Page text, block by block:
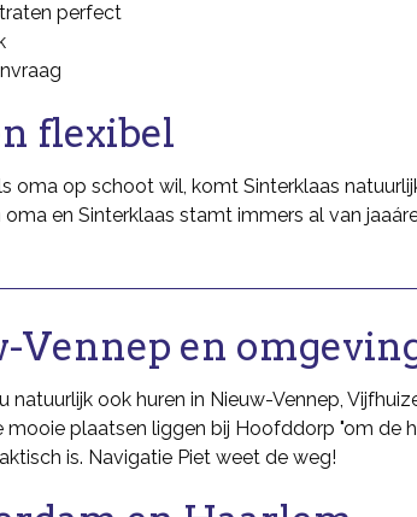
perfect
flexibel
oma op schoot wil, komt Sinterklaas
en Sinterklaas stamt immers al van
Vennep en
natuurlijk ook huren in Nieuw-Vennep,
mooie plaatsen liggen bij Hoofddorp "om de
is. Navigatie Piet weet de weg!